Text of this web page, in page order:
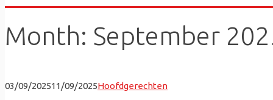
Month: September
03/09/202511/09/2025Hoofdgerechten